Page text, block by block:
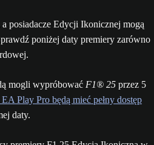
posiadacze Edycji Ikonicznej mogą
poniżej daty premiery zarówno
mogli wypróbować F1® 25 przez 5
Play Pro będą mieć pełny dostęp
daty.